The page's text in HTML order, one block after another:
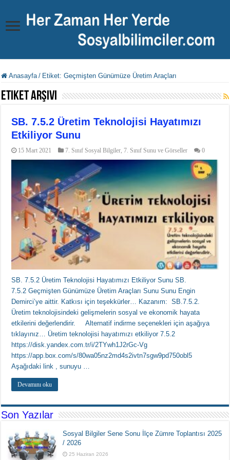
Anasayfa / Etiket:Geçmişten Günümüze Üretim Araçları
Etiket Arşivi
SB. 7.5.2 Üretim Teknolojisi Hayatımızı
Etkiliyor Sunu
15 Mart 2021 7. Sınıf Sosyal Bilgiler ,7. Sınıf Sunu ve Görseller 0
SB. 7.5.2 Üretim Teknolojisi Hayatımızı Etkiliyor Sunu SB.
7.5.2 Geçmişten Günümüze Üretim Araçları Sunu Sunu Engin
Demirci’ye aittir. Katkısı için teşekkürler… Kazanım: SB.7.5.2.
Üretim teknolojisindeki gelişmelerin sosyal ve ekonomik hayata
etkilerini değerlendirir. Alternatif indirme seçenekleri için aşağıya
tıklayınız… Üretim teknolojisi hayatımızı etkiliyor 7.5.2
https://disk.yandex.com.tr/i/2TYwh1J2rGc-Vg
https://app.box.com/s/80wa05nz2md4s2ivtn7sgw9pd750obl5
Aşağıdaki link , sunuyu …
Devamını oku
Son Yazılar
Sosyal Bilgiler Sene Sonu İlçe Zümre Toplantısı 2025
/ 2026
25 Haziran 2026